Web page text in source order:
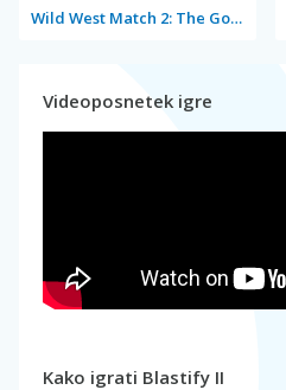
Wild West Match 2: The Gold Rush
Videoposnetek igre
Kako igrati Blastify II